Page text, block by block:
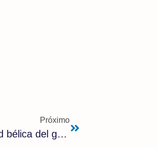
Próximo
La indiferencia en medio del huracán: la prioridad bélica del gobierno estadounidense y el abandono de su pueblo